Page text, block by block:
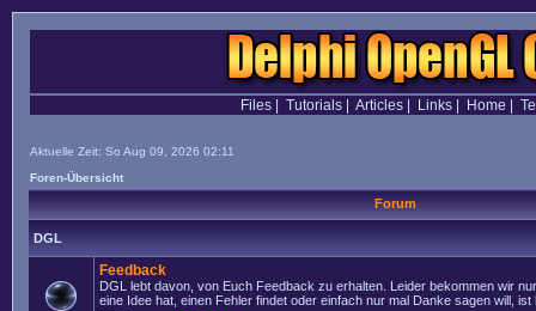
Files| Tutorials| Articles| Links| Home
Aktuelle Zeit: So Aug 09, 2026 02:11
Foren-Übersicht
Forum
DGL
Feedback
DGL lebt davon, von Euch Feedback zu erhalten. Leider bekommen wir
eine Idee hat, einen Fehler findet oder einfach nur mal Danke sagen will, ist